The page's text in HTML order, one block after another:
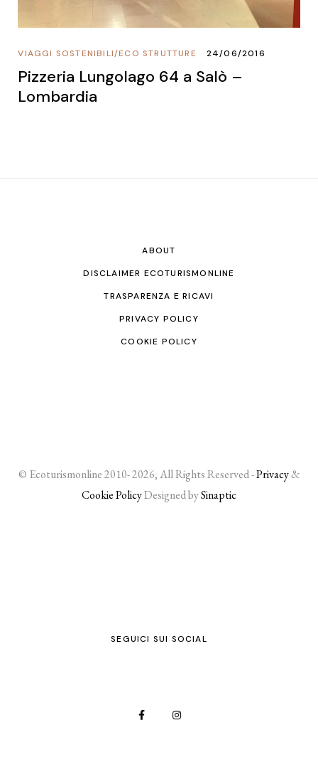
ECO STRUTTURE
/
VIAGGI SOSTENIBILI 24/06/2016
Pizzeria Lungolago 64 a Salò –
Lombardia
ABOUT
DISCLAIMER ECOTURISMONLINE
TRASPARENZA E RICAVI
PRIVACY POLICY
COOKIE POLICY
© Ecoturismonline 2010- 2026, All Rights Reserved -Privacy&
Cookie PolicyDesigned bySinaptic
SEGUICI SUI SOCIAL